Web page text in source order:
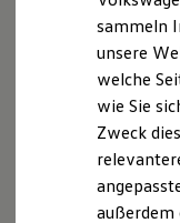
Hilfreiches
XTL-
Ersatzteile
Haftung für
Als
für eigene
allgemeinen
10 TMG sind wir
verpflichtet,
sammeln
unsere
welche
wie Sie
Zweck
außerdem